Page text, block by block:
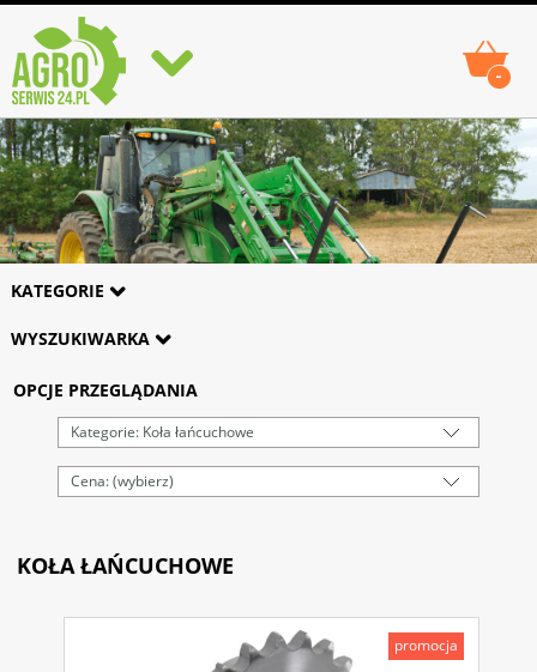
-
KATEGORIE
WYSZUKIWARKA
OPCJE PRZEGLĄDANIA
Kategorie: Koła łańcuchowe
Cena: (wybierz)
KOŁA ŁAŃCUCHOWE
promocja